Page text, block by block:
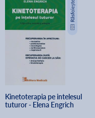
Kinetoterapia pe intelesul
tuturor - Elena Engrich